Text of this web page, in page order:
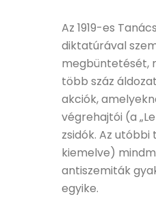
Az 1919-es
diktatúrával
megbüntetését,
több száz
akciók,
végrehajtói (a
zsidók. Az
kiemelve)
antiszemiták
egyike.